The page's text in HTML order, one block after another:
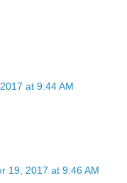
at 9:44 AM
19, 2017 at 9:46 AM